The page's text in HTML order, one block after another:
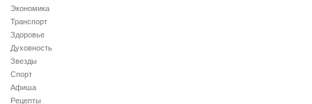
Экономика
Транспорт
Здоровье
Духовность
Звезды
Спорт
Афиша
Рецепты